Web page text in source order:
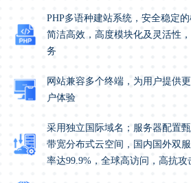
PHP多语种建站系统，安全稳定
简洁高效，高度模块化及灵活性
务
网站兼容多个终端，为用户提供
户体验
采用独立国际域名；服务器配置
带宽分布式云空间，国内国外双
率达99.9%，全球高访问，高抗攻